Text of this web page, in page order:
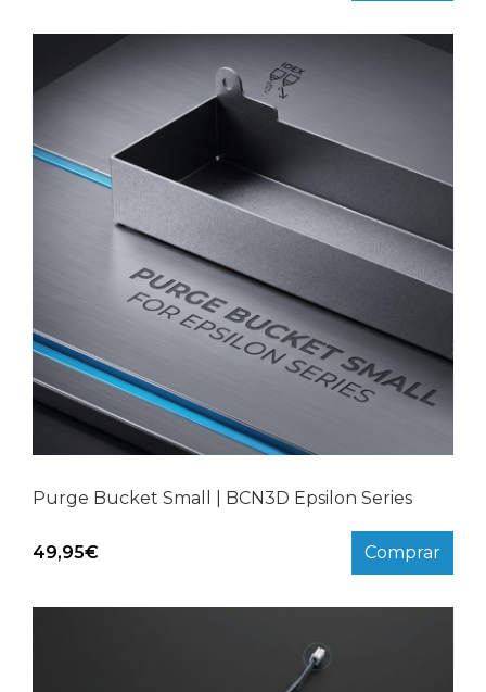
Purge Bucket Small | BCN3D Epsilon Series
49,95€ Comprar